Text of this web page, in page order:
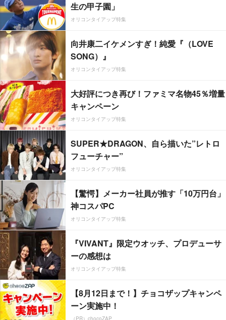
生の甲子園」
オリコンタイアップ特集
向井康二イケメンすぎ！純愛『（LOVE
SONG）』
オリコンタイアップ特集
大好評につき再び！ファミマ名物45％増量
キャンペーン
オリコンタイアップ特集
SUPER★DRAGON、自ら描いた”レトロ
フューチャー”
オリコンタイアップ特集
【驚愕】メーカー社員が推す「10万円台」
神コスパPC
オリコンタイアップ特集
『VIVANT』限定ウオッチ、プロデューサ
ーの感想は
オリコンタイアップ特集
【8月12日まで！】チョコザップキャンペ
ーン実施中！
（PR）chocoZAP